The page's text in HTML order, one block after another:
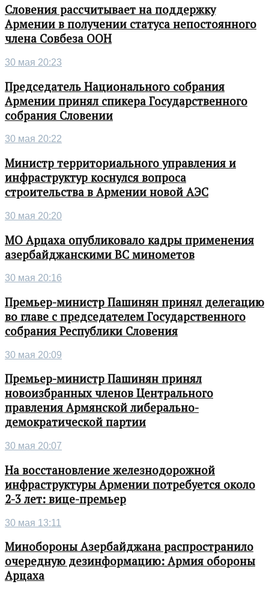
Словения рассчитывает на поддержку
Армении в получении статуса непостоянного
члена Совбеза ООН
30 мая 20:23
Председатель Национального собрания
Армении принял спикера Государственного
собрания Словении
30 мая 20:22
Министр территориального управления и
инфраструктур коснулся вопроса
строительства в Армении новой АЭС
30 мая 20:20
МО Арцаха опубликовало кадры применения
азербайджанскими ВС минометов
30 мая 20:16
Премьер-министр Пашинян принял делегацию
во главе с председателем Государственного
собрания Республики Словения
30 мая 20:09
Премьер-министр Пашинян принял
новоизбранных членов Центрального
правления Армянской либерально-
демократической партии
30 мая 20:07
На восстановление железнодорожной
инфраструктуры Армении потребуется около
2-3 лет: вице-премьер
30 мая 13:11
Минобороны Азербайджана распространило
очередную дезинформацию: Армия обороны
Арцаха